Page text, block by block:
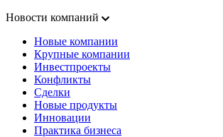
Новости компаний
Новые компании
Крупные компании
Инвестпроекты
Конфликты
Сделки
Новые продукты
Инновации
Практика бизнеса